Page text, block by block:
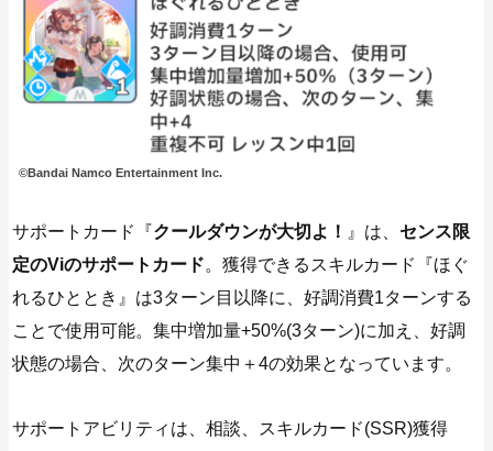
©Bandai Namco Entertainment Inc.
サポートカード『クールダウンが大切よ！ 』は、 センス限
定のViのサポートカード。獲得できるスキルカード『ほぐ
れるひととき』は3ターン目以降に、好調消費1ターンする
ことで使用可能。集中増加量+50%(3ターン)に加え、好調
状態の場合、次のターン集中＋4の効果となっています。
サポートアビリティは、相談、スキルカード(SSR)獲得